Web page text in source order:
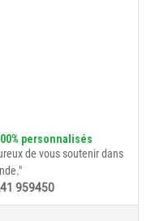
personnalisés
de vous soutenir dans
959450